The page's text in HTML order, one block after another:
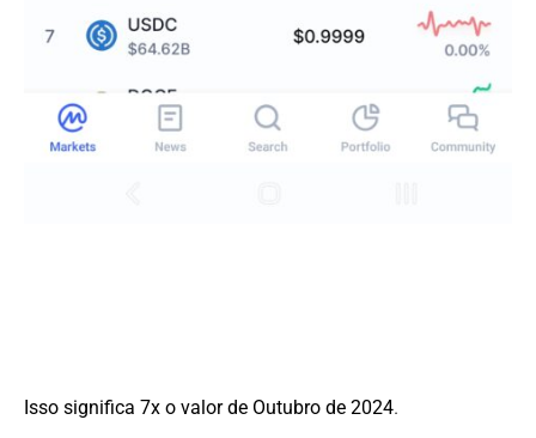
Isso significa 7x o valor de Outubro de 2024.